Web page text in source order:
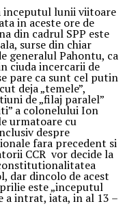
inceputul lunii viitoare
in aceste ore de
din cadrul SPP este
surse din chiar
generalul Pahontu, ca
ciuda incercarii de
pare ca sunt cel putin
deja „temele”,
de „filaj paralel”
a colonelului Ion
urmatoare cu
despre
fara precedent si
CCR vor decide la
dar dincolo de acest
este „inceputul
a intrat, iata, in al 13 –